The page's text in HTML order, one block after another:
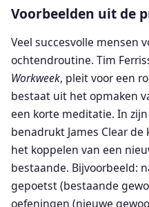
Voorbeelden uit de
Veel succesvolle mensen
ochtendroutine. Tim
Workweek, pleit voor een
bestaat uit het opmaken
een korte meditatie. In
benadrukt James Clear
het koppelen van een
bestaande. Bijvoorbeeld:
gepoetst (bestaande
oefeningen (nieuwe